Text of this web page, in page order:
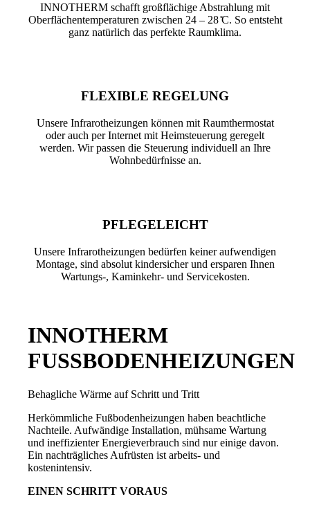
INNOTHERM schafft großflächige Abstrahlung mit
Oberflächentemperaturen zwischen 24 – 28 ̊C. So entsteht
ganz natürlich das perfekte Raumklima.
FLEXIBLE REGELUNG
Unsere Infrarotheizungen können mit Raumthermostat
oder auch per Internet mit Heimsteuerung geregelt
werden. Wir passen die Steuerung individuell an Ihre
Wohnbedürfnisse an.
PFLEGELEICHT
Unsere Infrarotheizungen bedürfen keiner aufwendigen
Montage, sind absolut kindersicher und ersparen Ihnen
Wartungs-, Kaminkehr- und Servicekosten.
INNOTHERM
FUSSBODENHEIZUNGEN
Behagliche Wärme auf Schritt und Tritt
Herkömmliche Fußbodenheizungen haben beachtliche
Nachteile. Aufwändige Installation, mühsame Wartung
und ineffizienter Energieverbrauch sind nur einige davon.
Ein nachträgliches Aufrüsten ist arbeits- und
kostenintensiv.
EINEN SCHRITT VORAUS